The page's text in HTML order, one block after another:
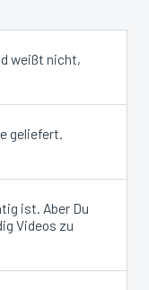
weißt nicht,
geliefert.
ist. Aber Du
Videos zu